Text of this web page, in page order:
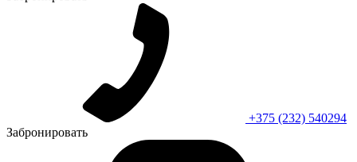
+375 (232) 540294
Забронировать